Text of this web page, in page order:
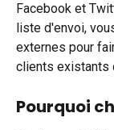
Facebook et
liste d'envoi,
externes pour
clients existants
Pourquoi